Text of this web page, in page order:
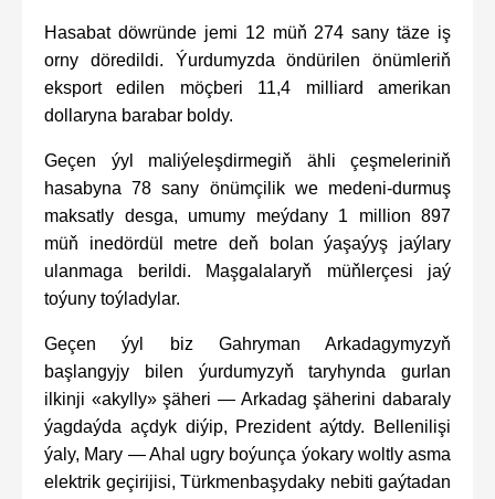
Hasabat döwründe jemi 12 müň 274 sany täze iş
orny döredildi. Ýurdumyzda öndürilen önümleriň
eksport edilen möçberi 11,4 milliard amerikan
dollaryna barabar boldy.
Geçen ýyl maliýeleşdirmegiň ähli çeşmeleriniň
hasabyna 78 sany önümçilik we medeni-durmuş
maksatly desga, umumy meýdany 1 million 897
müň inedördül metre deň bolan ýaşaýyş jaýlary
ulanmaga berildi. Maşgalalaryň müňlerçesi jaý
toýuny toýladylar.
Geçen ýyl biz Gahryman Arkadagymyzyň
başlangyjy bilen ýurdumyzyň taryhynda gurlan
ilkinji «akylly» şäheri — Arkadag şäherini dabaraly
ýagdaýda açdyk diýip, Prezident aýtdy. Bellenilişi
ýaly, Mary — Ahal ugry boýunça ýokary woltly asma
elektrik geçirijisi, Türkmenbaşydaky nebiti gaýtadan